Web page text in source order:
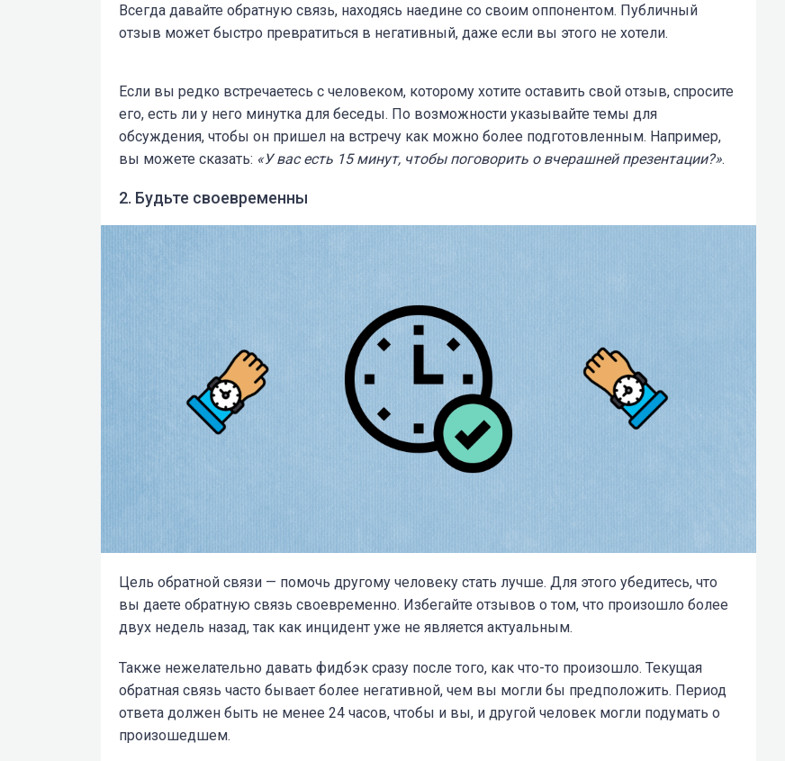
Всегда давайте обратную связь, находясь наедине со своим оппонентом. Публичный
отзыв может быстро превратиться в негативный, даже если вы этого не хотели.
Если вы редко встречаетесь с человеком, которому хотите оставить свой отзыв, спросите
его, есть ли у него минутка для беседы. По возможности указывайте темы для
обсуждения, чтобы он пришел на встречу как можно более подготовленным. Например,
вы можете сказать: «У вас есть 15 минут, чтобы поговорить о вчерашней презентации?».
2. Будьте своевременны
Цель обратной связи — помочь другому человеку стать лучше. Для этого убедитесь, что
вы даете обратную связь своевременно. Избегайте отзывов о том, что произошло более
двух недель назад, так как инцидент уже не является актуальным.
Также нежелательно давать фидбэк сразу после того, как что-то произошло. Текущая
обратная связь часто бывает более негативной, чем вы могли бы предположить. Период
ответа должен быть не менее 24 часов, чтобы и вы, и другой человек могли подумать о
произошедшем.